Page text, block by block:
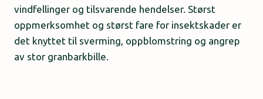
vindfellinger og tilsvarende hendelser. Størst
oppmerksomhet og størst fare for insektskader er
det knyttet til sverming, oppblomstring og angrep
av stor granbarkbille.